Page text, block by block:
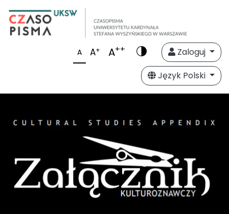
A A+ A++
Zaloguj
Język Polski